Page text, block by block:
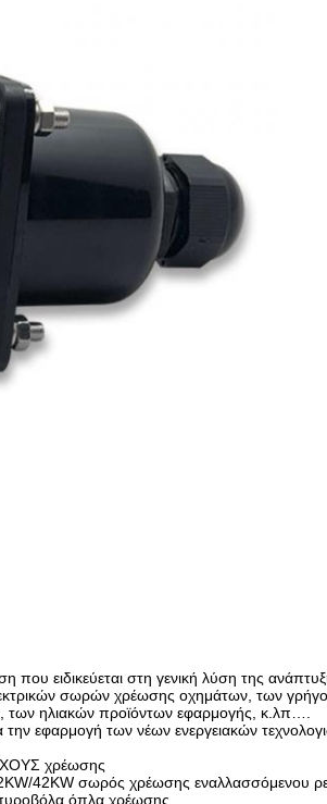
ειδικεύεται στη γενική λύση της
σωρών χρέωσης οχημάτων, των
ηλιακών προϊόντων εφαρμογής, κ.λπ….
εφαρμογή των νέων ενεργειακών
χρέωσης
42KW σωρός χρέωσης εναλλασσόμενου
όπλα χρέωσης.